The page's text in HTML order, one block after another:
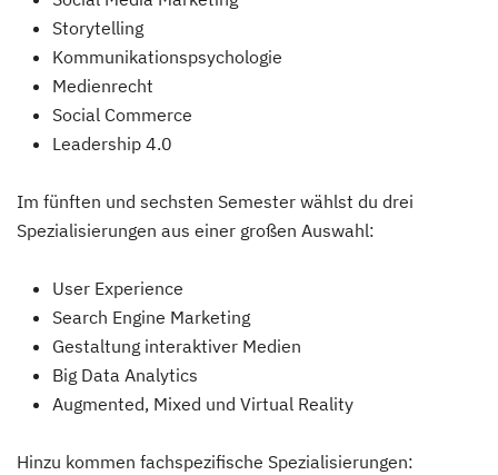
Storytelling
Kommunikationspsychologie
Medienrecht
Social Commerce
Leadership 4.0
Im fünften und sechsten Semester wählst du drei
Spezialisierungen aus einer großen Auswahl:
User Experience
Search Engine Marketing
Gestaltung interaktiver Medien
Big Data Analytics
Augmented, Mixed und Virtual Reality
Hinzu kommen fachspezifische Spezialisierungen: